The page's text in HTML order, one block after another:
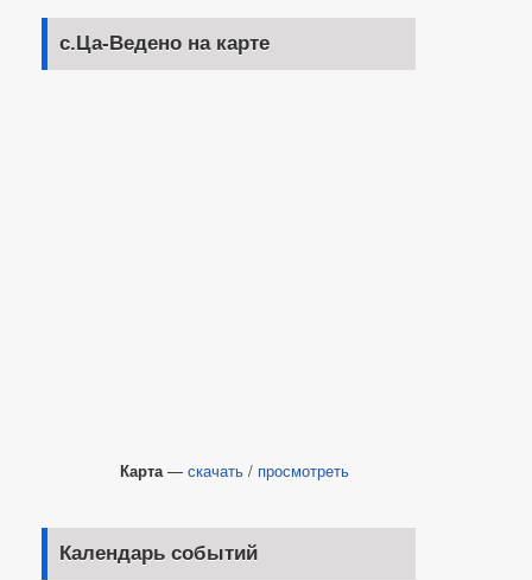
с.Ца-Ведено на карте
Карта — скачать / просмотреть
Календарь событий